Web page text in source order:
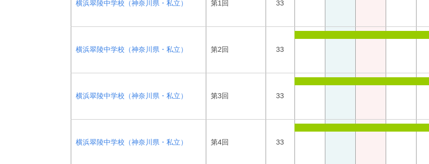
横浜翠陵中学校（神奈川県・私立） 第1回 33
横浜翠陵中学校（神奈川県・私立） 第2回 33
横浜翠陵中学校（神奈川県・私立） 第3回 33
横浜翠陵中学校（神奈川県・私立） 第4回 33